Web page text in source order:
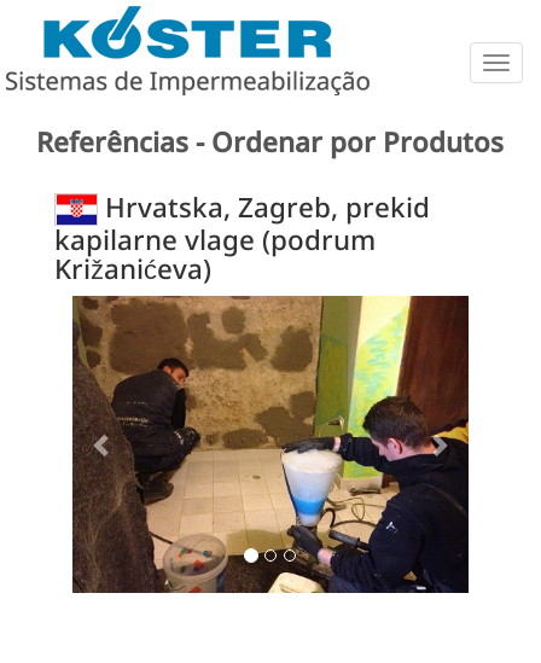
Referências - Ordenar por Produtos
Hrvatska, Zagreb, prekid
kapilarne vlage (podrum
Križanićeva)
Previous Next